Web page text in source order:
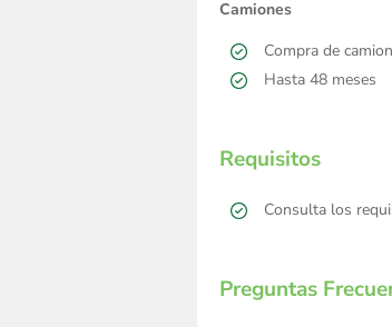
Camiones
Compra de
Hasta 48 meses
Requisitos
Consulta los
Preguntas